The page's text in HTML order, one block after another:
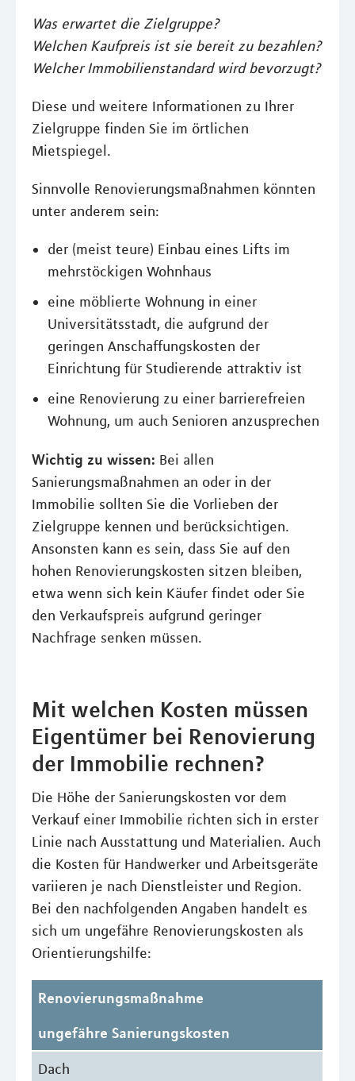
Was erwartet die Zielgruppe?
Welchen Kaufpreis ist sie bereit zu bezahlen?
Welcher Immobilienstandard wird bevorzugt?
Diese und weitere Informationen zu Ihrer
Zielgruppe finden Sie im örtlichen
Mietspiegel.
Sinnvolle Renovierungsmaßnahmen könnten
unter anderem sein:
der (meist teure) Einbau eines Lifts im
mehrstöckigen Wohnhaus
eine möblierte Wohnung in einer
Universitätsstadt, die aufgrund der
geringen Anschaffungskosten der
Einrichtung für Studierende attraktiv ist
eine Renovierung zu einer barrierefreien
Wohnung, um auch Senioren anzusprechen
Wichtig zu wissen: Bei allen
Sanierungsmaßnahmen an oder in der
Immobilie sollten Sie die Vorlieben der
Zielgruppe kennen und berücksichtigen.
Ansonsten kann es sein, dass Sie auf den
hohen Renovierungskosten sitzen bleiben,
etwa wenn sich kein Käufer findet oder Sie
den Verkaufspreis aufgrund geringer
Nachfrage senken müssen.
Mit welchen Kosten müssen
Eigentümer bei Renovierung
der Immobilie rechnen?
Die Höhe der Sanierungskosten vor dem
Verkauf einer Immobilie richten sich in erster
Linie nach Ausstattung und Materialien. Auch
die Kosten für Handwerker und Arbeitsgeräte
variieren je nach Dienstleister und Region.
Bei den nachfolgenden Angaben handelt es
sich um ungefähre Renovierungskosten als
Orientierungshilfe:
Renovierungsmaßnahme
ungefähre Sanierungskosten
Dach